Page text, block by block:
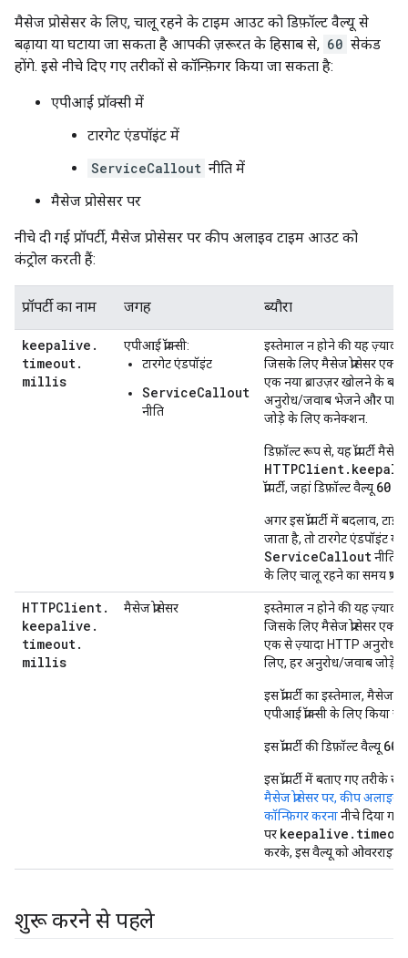
मैसेज प्रोसेसर के लिए, चालू रहने के टाइम आउट को डिफ़ॉल्ट वैल्यू से
बढ़ाया या घटाया जा सकता है आपकी ज़रूरत के हिसाब से, 60 सेकंड
होंगे. इसे नीचे दिए गए तरीकों से कॉन्फ़िगर किया जा सकता है:
एपीआई प्रॉक्सी में
टारगेट एंडपॉइंट में
ServiceCallout नीति में
मैसेज प्रोसेसर पर
नीचे दी गई प्रॉपर्टी, मैसेज प्रोसेसर पर कीप अलाइव टाइम आउट को
कंट्रोल करती हैं:
प्रॉपर्टी का नाम जगह ब्यौरा
keepalive .
timeout.
millis
एपीआई प्रॉक्सी:
टारगेट एंडपॉइंट
ServiceCallout
नीति
इस्तेमाल न होने की यह ज़्यादा
जिसके लिए मैसेज प्रोसेसर एक
एक नया ब्राउज़र खोलने के
अनुरोध/जवाब भेजने और पाने
जोड़े के लिए कनेक्शन.
डिफ़ॉल्ट रूप से, यह प्रॉपर्टी मैसेज
प्रॉपर्टी, जहां डिफ़ॉल्ट वैल्यू 60
अगर इस प्रॉपर्टी में बदलाव,
जाता है, तो टारगेट एंडपॉइंट या
ServiceCalloutनीति
के लिए चालू रहने का समय
HTTPClient.
keepalive .
timeout.
millis
मैसेज प्रोसेसर
इस्तेमाल न होने की यह ज़्यादा
जिसके लिए मैसेज प्रोसेसर एक
एक से ज़्यादा HTTP अनुरोध/
लिए, हर अनुरोध/जवाब जोड़े
इस प्रॉपर्टी का इस्तेमाल, मैसेज
एपीआई प्रॉक्सी के लिए किया
इस प्रॉपर्टी की डिफ़ॉल्ट वैल्यू 60
इस प्रॉपर्टी में बताए गए तरीके
मैसेज प्रोसेसर पर, कीप
कॉन्फ़िगर करनानीचे दिया
पर
करके, इस वैल्यू को ओवरराइट
शुरू करने से पहले